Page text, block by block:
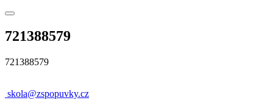
721388579
721388579
skola@zspopuvky.cz